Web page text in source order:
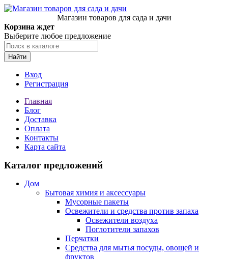
Магазин товаров для сада и дачи
Корзина ждет
Выберите любое предложение
Найти
Вход
Регистрация
Главная
Блог
Доставка
Оплата
Контакты
Карта сайта
Каталог предложений
Дом
Бытовая химия и аксессуары
Мусорные пакеты
Освежители и средства против запаха
Освежители воздуха
Поглотители запахов
Перчатки
Средства для мытья посуды, овощей и
фруктов